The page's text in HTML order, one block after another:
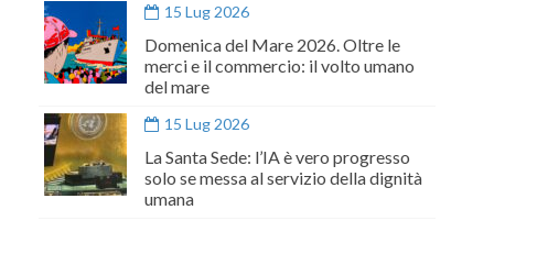
15 Lug 2026
Domenica del Mare 2026. Oltre le
merci e il commercio: il volto umano
del mare
15 Lug 2026
La Santa Sede: l’IA è vero progresso
solo se messa al servizio della dignità
umana